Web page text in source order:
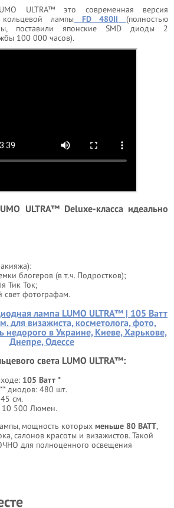
ULTRA™ это современная версия
кольцевой лампы FD 480II
(полностью
поставили японские SMD диоды 2
100 000 часов).
ULTRA™ Deluxe-класса идеально
блогеров (в т.ч. Подростков);
Тик Ток;
свет фотографам.
света LUMO ULTRA™:
105 Ватт *
диодов: 480 шт.
см.
10 500 Люмен.
мощность которых меньше 80 ВАТТ,
салонов красоты и визажистов. Такой
для полноценного освещения
МИРЕ 2 поколения сроком службы 100